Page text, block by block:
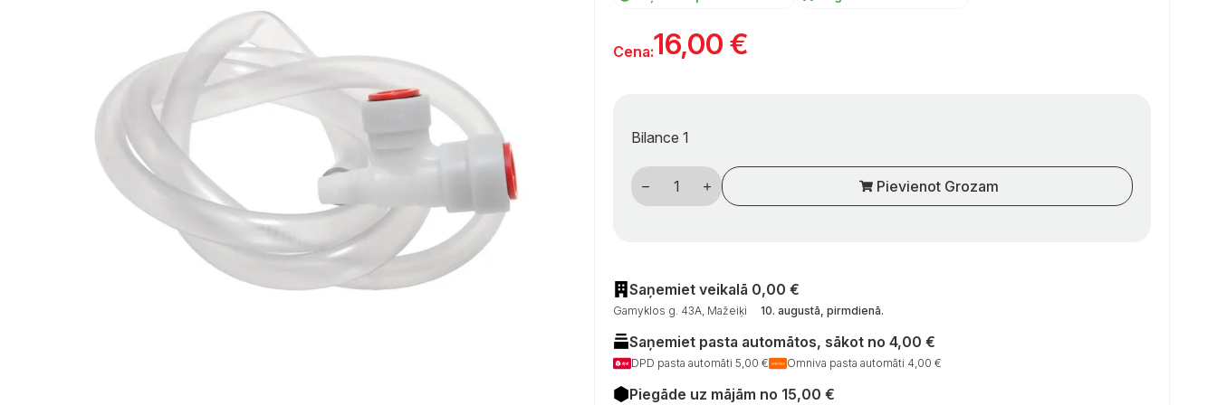
Cena:16,00 €
Bilance 1
Truma
kampinė
jungtis
skirta
kemperiams
daudzums
Pievienot Grozam
Saņemiet veikalā 0,00 €
Gamyklos g. 43A, Mažeiķi 10. augustā, pirmdienā.
Saņemiet pasta automātos, sākot no 4,00 €
DPD pasta automāti 5,00 € Omniva pasta automāti 4,00 €
Piegāde uz mājām no 15,00 €